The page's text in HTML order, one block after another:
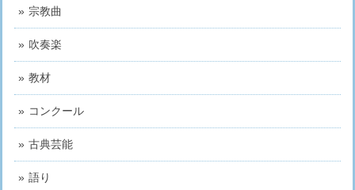
宗教曲
吹奏楽
教材
コンクール
古典芸能
語り